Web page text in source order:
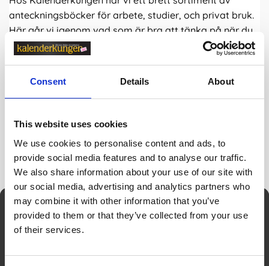
Consent Details About
This website uses cookies
We use cookies to personalise content and ads, to
provide social media features and to analyse our traffic.
We also share information about your use of our site with
our social media, advertising and analytics partners who
may combine it with other information that you’ve
provided to them or that they’ve collected from your use
of their services.
anteckningsböcker för arbete, studier, och privat bruk.
Här går vi igenom vad som är bra att tänka på när du
ska välja rätt anteckningsbok.
Nyhetsbrev
Genom att fylla i min mailadress bekräftar jag att jag vill ha
behandlar mina personuppgifter för att kunna skicka